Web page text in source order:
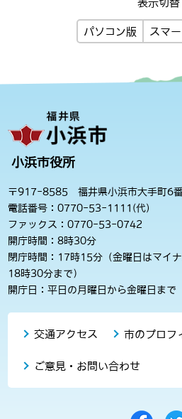
表示切替
パソコン版 スマ
小浜市役所
〒917-8585 福井県小浜市大手町6
電話番号：0770-53-1111(代)
ファックス：0770-53-0742
開庁時間：8時30分
閉庁時間：17時15分（金曜日はマイ
18時30分まで）
開庁日：平日の月曜日から金曜日まで
交通アクセス 市のプロフ
ご意見・お問い合わせ